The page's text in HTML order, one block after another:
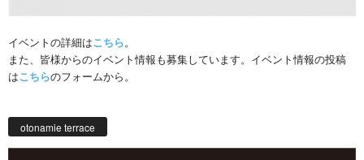
イベントの詳細はこちら。
また、皆様からのイベント情報も募集しています。イベント情報の投稿
はこちらのフォームから。
otonamie terrace